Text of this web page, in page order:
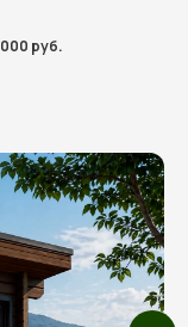
руб.